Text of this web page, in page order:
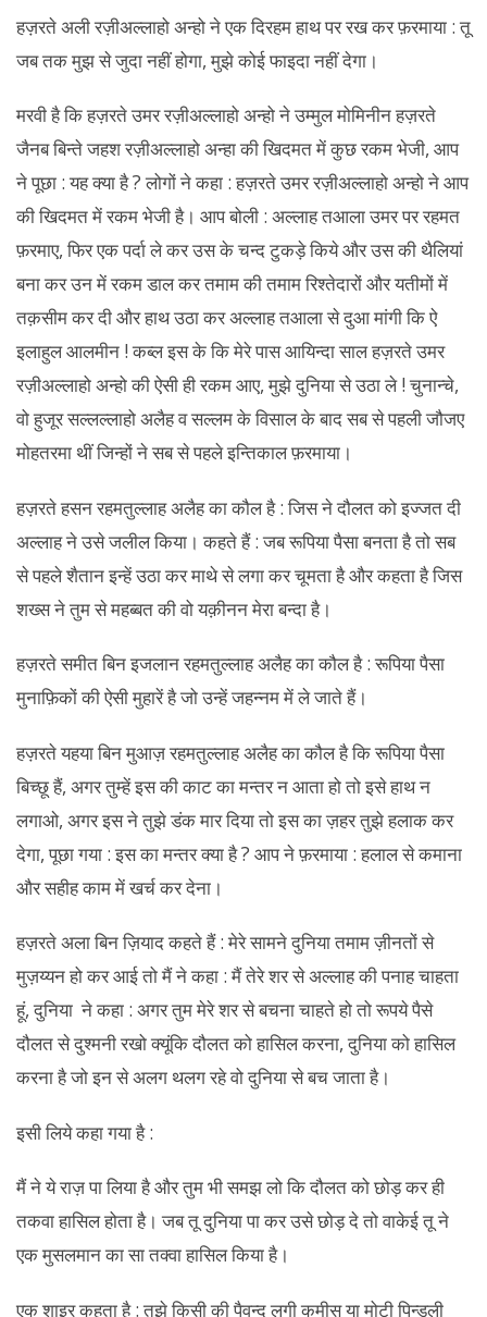
हज़रते अली रज़ीअल्लाहो अन्हो ने एक दिरहम हाथ पर रख कर फ़रमाया : तू
जब तक मुझ से जुदा नहीं होगा, मुझे कोई फाइदा नहीं देगा।
मरवी है कि हज़रते उमर रज़ीअल्लाहो अन्हो ने उम्मुल मोमिनीन हज़रते
जैनब बिन्ते जहश रज़ीअल्लाहो अन्हा की खिदमत में कुछ रकम भेजी, आप
ने पूछा : यह क्या है ? लोगों ने कहा : हज़रते उमर रज़ीअल्लाहो अन्हो ने आप
की खिदमत में रकम भेजी है। आप बोली : अल्लाह तआला उमर पर रहमत
फ़रमाए, फिर एक पर्दा ले कर उस के चन्द टुकड़े किये और उस की थैलियां
बना कर उन में रकम डाल कर तमाम की तमाम रिश्तेदारों और यतीमों में
तक़सीम कर दी और हाथ उठा कर अल्लाह तआला से दुआ मांगी कि ऐ
इलाहुल आलमीन ! कब्ल इस के कि मेरे पास आयिन्दा साल हज़रते उमर
रज़ीअल्लाहो अन्हो की ऐसी ही रकम आए, मुझे दुनिया से उठा ले ! चुनान्चे,
वो हुजूर सल्लल्लाहो अलैह व सल्लम के विसाल के बाद सब से पहली जौजए
मोहतरमा थीं जिन्हों ने सब से पहले इन्तिकाल फ़रमाया।
हज़रते हसन रहमतुल्लाह अलैह का कौल है : जिस ने दौलत को इज्जत दी
अल्लाह ने उसे जलील किया। कहते हैं : जब रूपिया पैसा बनता है तो सब
से पहले शैतान इन्हें उठा कर माथे से लगा कर चूमता है और कहता है जिस
शख्स ने तुम से महब्बत की वो यक़ीनन मेरा बन्दा है।
हज़रते समीत बिन इजलान रहमतुल्लाह अलैह का कौल है : रूपिया पैसा
मुनाफ़िकों की ऐसी मुहारें है जो उन्हें जहन्नम में ले जाते हैं।
हज़रते यहया बिन मुआज़ रहमतुल्लाह अलैह का कौल है कि रूपिया पैसा
बिच्छू हैं, अगर तुम्हें इस की काट का मन्तर न आता हो तो इसे हाथ न
लगाओ, अगर इस ने तुझे डंक मार दिया तो इस का ज़हर तुझे हलाक कर
देगा, पूछा गया : इस का मन्तर क्या है ? आप ने फ़रमाया : हलाल से कमाना
और सहीह काम में खर्च कर देना।
हज़रते अला बिन ज़ियाद कहते हैं : मेरे सामने दुनिया तमाम ज़ीनतों से
मुज़य्यन हो कर आई तो मैं ने कहा : मैं तेरे शर से अल्लाह की पनाह चाहता
हूं, दुनिया ने कहा : अगर तुम मेरे शर से बचना चाहते हो तो रूपये पैसे
दौलत से दुश्मनी रखो क्यूंकि दौलत को हासिल करना, दुनिया को हासिल
करना है जो इन से अलग थलग रहे वो दुनिया से बच जाता है।
इसी लिये कहा गया है :
मैं ने ये राज़ पा लिया है और तुम भी समझ लो कि दौलत को छोड़ कर ही
तकवा हासिल होता है। जब तू दुनिया पा कर उसे छोड़ दे तो वाकेई तू ने
एक मुसलमान का सा तक्वा हासिल किया है।
एक शाइर कहता है : तुझे किसी की पैवन्द लगी कमीस या मोटी पिन्डली